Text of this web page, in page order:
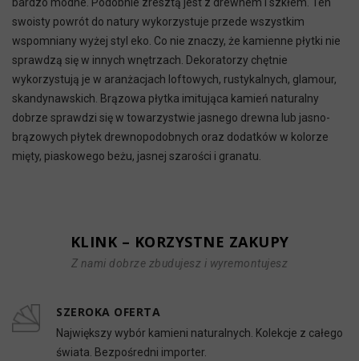
swoisty powrót do natury wykorzystuje przede wszystkim
wspomniany wyżej styl eko. Co nie znaczy, że kamienne płytki nie
sprawdzą się w innych wnętrzach. Dekoratorzy chętnie
wykorzystują je w aranżacjach loftowych, rustykalnych, glamour,
skandynawskich. Brązowa płytka imitująca kamień naturalny
dobrze sprawdzi się w towarzystwie jasnego drewna lub jasno-
brązowych płytek drewnopodobnych oraz dodatków w kolorze
mięty, piaskowego beżu, jasnej szarości i granatu.
KLINK – KORZYSTNE ZAKUPY
Z nami dobrze zbudujesz i wyremontujesz
SZEROKA OFERTA
Największy wybór kamieni naturalnych. Kolekcje z całego
świata. Bezpośredni importer.